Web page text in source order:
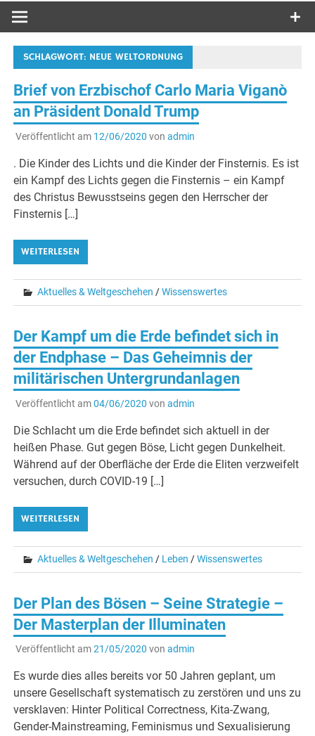
SCHLAGWORT: NEUE WELTORDNUNG
Brief von Erzbischof Carlo Maria Viganò
an Präsident Donald Trump
Veröffentlicht am 12/06/2020 von admin
. Die Kinder des Lichts und die Kinder der Finsternis. Es ist
ein Kampf des Lichts gegen die Finsternis – ein Kampf
des Christus Bewusstseins gegen den Herrscher der
Finsternis […]
WEITERLESEN
Aktuelles & Weltgeschehen /Wissenswertes
Der Kampf um die Erde befindet sich in
der Endphase – Das Geheimnis der
militärischen Untergrundanlagen
Veröffentlicht am04/06/2020 von admin
Die Schlacht um die Erde befindet sich aktuell in der
heißen Phase. Gut gegen Böse, Licht gegen Dunkelheit.
Während auf der Oberfläche der Erde die Eliten verzweifelt
versuchen, durch COVID-19 […]
WEITERLESEN
Aktuelles & Weltgeschehen / Leben /Wissenswertes
Der Plan des Bösen – Seine Strategie –
Der Masterplan der Illuminaten
Veröffentlicht am21/05/2020 von admin
Es wurde dies alles bereits vor 50 Jahren geplant, um
unsere Gesellschaft systematisch zu zerstören und uns zu
versklaven: Hinter Political Correctness, Kita-Zwang,
Gender-Mainstreaming, Feminismus und Sexualisierung